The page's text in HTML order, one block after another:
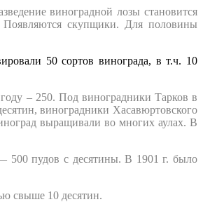
виноградной лозы становится
Появляются скупщики. Для половины
50 сортов винограда, в т.ч. 10
– 250. Под виноградники Тарков в
виноградники Хасавюртовского
выращивали во многих аулах. В
500 пудов с десятины. В 1901 г. было
свыше 10 десятин.